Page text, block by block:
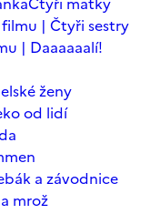
| Čtyři sestry
| Daaaaaalí!
ženy
od lidí
a závodnice
mrož